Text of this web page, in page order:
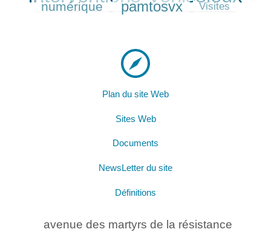
numérique
320/550 pamtosvx
81/550 Visites
Plan du site Web
Sites Web
Documents
NewsLetter du site
Définitions
avenue des martyrs de la résistance